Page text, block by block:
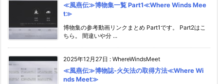
≪風燕伝≫博物集一覧 Part1≪Where Winds Mee
t≫
博物集の参考動画リンクまとめ Part1です。 Part2はこ
ちら。 間違いや分 ...
2025年12月27日 : WhereWindsMeet
≪風燕伝≫博物誌-火矢法の取得方法≪Where Wi
nds Meet≫